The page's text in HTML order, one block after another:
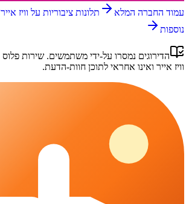
עמוד החברה המלא
תלונות ציבוריות על וויז אייר
נוספות
הדירוגים נמסרו על-ידי משתמשים. שירות פלוס
וויז אייר ואינו אחראי לתוכן חוות-הדעת.